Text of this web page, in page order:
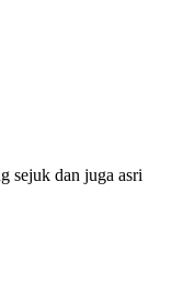
sejuk dan juga asri